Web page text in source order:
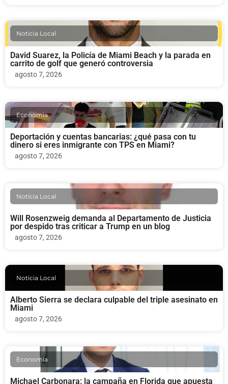
Noticia Local
David Suarez, la Policía de Miami Beach y la parada en
carrito de golf que generó controversia
agosto 7, 2026
Economia
Deportación y cuentas bancarias: ¿qué pasa con tu
dinero si eres inmigrante con TPS en Miami?
agosto 7, 2026
Noticia Local
Will Rosenzweig demanda al Departamento de Justicia
por despido tras criticar a Trump en un blog
agosto 7, 2026
Noticia Local
Alberto Sierra se declara culpable del triple asesinato en
Miami
agosto 7, 2026
Economia
Michael Carbonara: la campaña en Florida que apuesta